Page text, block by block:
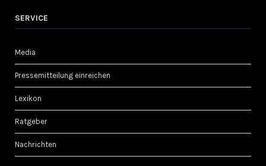
SERVICE
Media
Pressemitteilung einreichen
Lexikon
Ratgeber
Nachrichten